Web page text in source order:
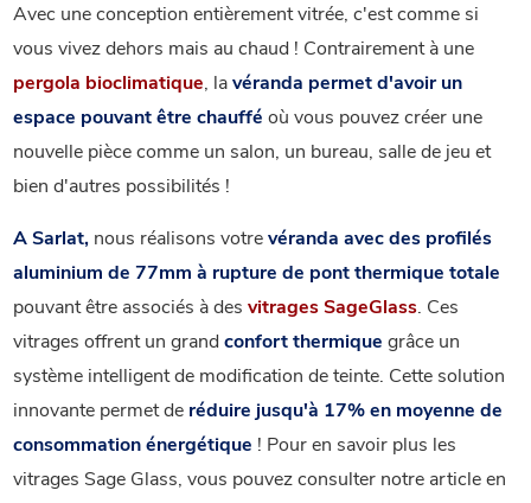
Avec une conception entièrement vitrée, c'est comme si
vous vivez dehors mais au chaud ! Contrairement à une
pergola bioclimatique, la véranda permet d'avoir un
espace pouvant être chaufféoù vous pouvez créer une
nouvelle pièce comme un salon, un bureau, salle de jeu et
bien d'autres possibilités !
A Sarlat, nous réalisons votrevéranda avec des profilés
aluminium de 77mm à rupture de pont thermique totale
pouvant être associés à desvitrages SageGlass. Ces
vitrages offrent un grandconfort thermique grâce un
système intelligent de modification de teinte. Cette solution
innovante permet de réduire jusqu'à 17% en moyenne de
consommation énergétique ! Pour en savoir plus les
vitrages Sage Glass, vous pouvez consulter notre article en